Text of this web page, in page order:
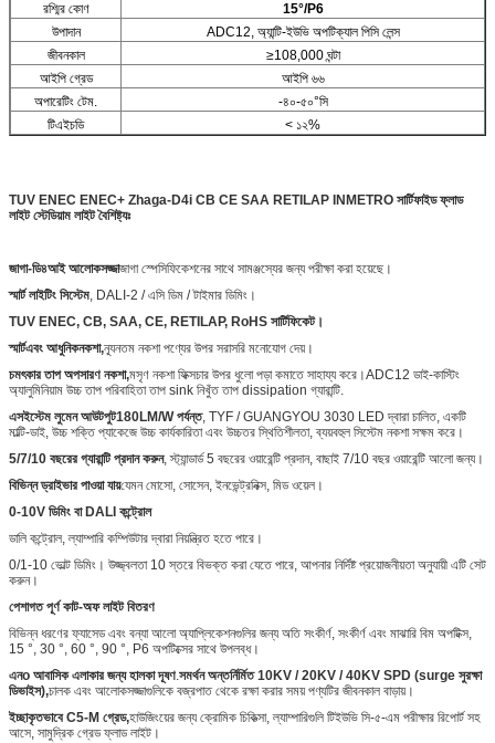
রশ্মির কোণ
15°/P6
উপাদান
ADC12, অ্যান্টি-ইউভি অপটিক্যাল পিসি লেন্স
জীবনকাল
≥108,000 ঘন্টা
আইপি গ্রেড
আইপি ৬৬
অপারেটিং টেম.
-৪০-৫০°সি
টিএইচডি
< ১২%
TUV ENEC ENEC+ Zhaga-D4i CB CE SAA RETILAP INMETRO সার্টিফাইড ফ্লাড
লাইট স্টেডিয়াম লাইট বৈশিষ্ট্যঃ
জাগা-ডি৪আই আলোকসজ্জাজাগা স্পেসিফিকেশনের সাথে সামঞ্জস্যের জন্য পরীক্ষা করা হয়েছে।
স্মার্ট লাইটিং সিস্টেম, DALI-2 / এসি ডিম / টাইমার ডিমিং।
TUV ENEC, CB, SAA, CE, RETILAP, RoHS সার্টিফিকেট।
স্মার্টএবং আধুনিকনকশা,ন্যূনতম নকশা পণ্যের উপর সরাসরি মনোযোগ দেয়।
চমৎকার তাপ অপসারণ নকশা,মসৃণ নকশা ফিক্সচার উপর ধুলো পড়া কমাতে সাহায্য করে।ADC12 ডাই-কাস্টিং
অ্যালুমিনিয়াম উচ্চ তাপ পরিবাহিতা তাপ sink নিখুঁত তাপ dissipation গ্যারান্টি.
এসইস্টেম লুমেন আউটপুট180LM/W পর্যন্ত, TYF / GUANGYOU 3030 LED দ্বারা চালিত, একটি
মাল্টি-ডাই, উচ্চ শক্তি প্যাকেজে উচ্চ কার্যকারিতা এবং উচ্চতর স্থিতিশীলতা, ব্যয়বহুল সিস্টেম নকশা সক্ষম করে।
5/7/10 বছরের গ্যারান্টি প্রদান করুন, স্ট্যান্ডার্ড 5 বছরের ওয়ারেন্টি প্রদান, বাছাই 7/10 বছর ওয়ারেন্টি আলো জন্য।
বিভিন্ন ড্রাইভার পাওয়া যায়যেমন মোসো, সোসেন, ইনভেন্ট্রনিক্স, মিড ওয়েল।
0-10V ডিমিং বা DALI কন্ট্রোল
ডালি কন্ট্রোল, ল্যাম্পারি কম্পিউটার দ্বারা নিয়ন্ত্রিত হতে পারে।
0/1-10 ভোল্ট ডিমিং। উজ্জ্বলতা 10 স্তরে বিভক্ত করা যেতে পারে, আপনার নির্দিষ্ট প্রয়োজনীয়তা অনুযায়ী এটি সেট
করুন।
পেশাগত পূর্ণ কাট-অফ লাইট বিতরণ
বিভিন্ন ধরণের ফ্যাসেড এবং বন্যা আলো অ্যাপ্লিকেশনগুলির জন্য অতি সংকীর্ণ, সংকীর্ণ এবং মাঝারি বিম অপটিক্স,
15 °, 30 °, 60 °, 90 °, P6 অপটিক্সের সাথে উপলব্ধ।
এনo আবাসিক এলাকার জন্য হালকা দূষণ.সমর্থন অন্তর্নির্মিত 10KV / 20KV / 40KV SPD (surge সুরক্ষা
ডিভাইস),চালক এবং আলোকসজ্জাগুলিকে বজ্রপাত থেকে রক্ষা করার সময় পণ্যটির জীবনকাল বাড়ায়।
ইচ্ছাকৃতভাবে C5-M গ্রেড,হাউজিংয়ের জন্য ক্রোমিক চিকিত্সা, ল্যাম্পারিগুলি টিইউভি সি-৫-এম পরীক্ষার রিপোর্ট সহ
আসে, সামুদ্রিক গ্রেড ফ্লাড লাইট।